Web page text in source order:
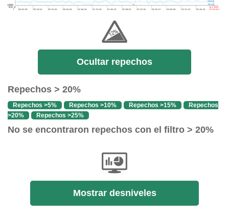
Ocultar repechos
Repechos > 20%
Repechos >5% Repechos >10% Repechos >15%
Repechos
>20%
Repechos >25%
No se encontraron repechos con el filtro > 20%
Mostrar desniveles